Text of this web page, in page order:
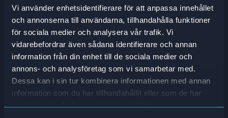
Vi använder enhetsidentifierare för att anpassa innehållet
och annonserna till användarna, tillhandahålla funktioner
för sociala medier och analysera vår trafik. Vi
vidarebefordrar även sådana identifierare och annan
information från din enhet till de sociala medier och
annons- och analysföretag som vi samarbetar med.
Dessa kan i sin tur kombinera informationen med annan
information som du har tillhandahållit eller som de har
samlat in när du har använt deras tjänster.
Språk